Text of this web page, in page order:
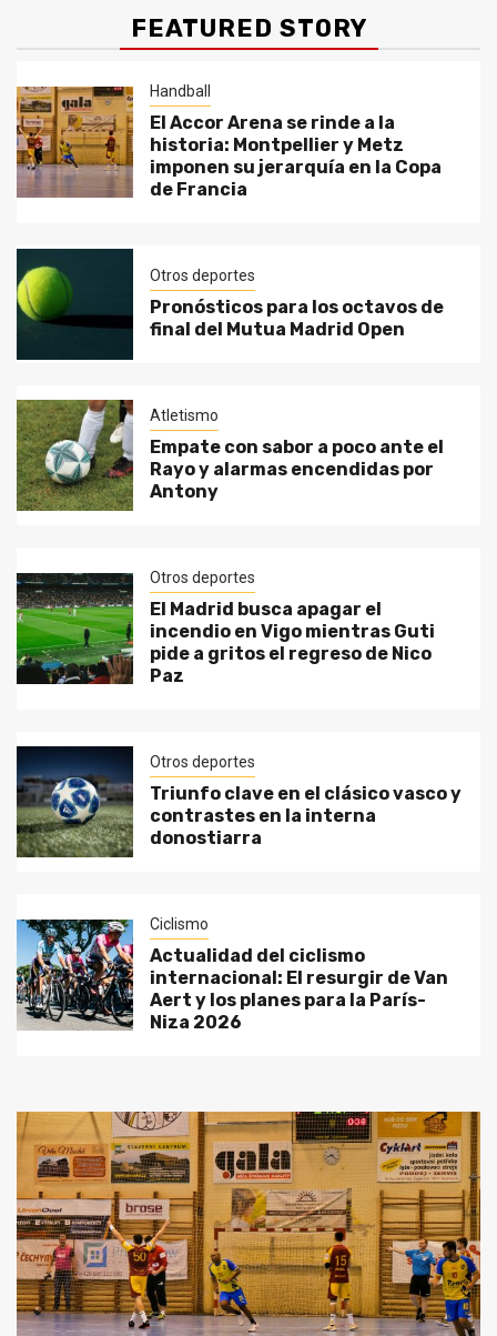
FEATURED STORY
Handball
El Accor Arena se rinde a la
historia: Montpellier y Metz
imponen su jerarquía en la Copa
de Francia
Otros deportes
Pronósticos para los octavos de
final del Mutua Madrid Open
Atletismo
Empate con sabor a poco ante el
Rayo y alarmas encendidas por
Antony
Otros deportes
El Madrid busca apagar el
incendio en Vigo mientras Guti
pide a gritos el regreso de Nico
Paz
Otros deportes
Triunfo clave en el clásico vasco y
contrastes en la interna
donostiarra
Ciclismo
Actualidad del ciclismo
internacional: El resurgir de Van
Aert y los planes para la París-
Niza 2026